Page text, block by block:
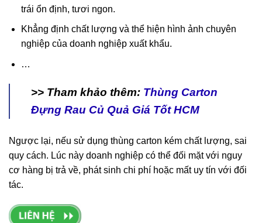
trái ổn định, tươi ngon.
Khẳng định chất lượng và thể hiện hình ảnh chuyên
nghiệp của doanh nghiệp xuất khẩu.
…
>> Tham khảo thêm: Thùng Carton
Đựng Rau Củ Quả Giá Tốt HCM
Ngược lại, nếu sử dụng thùng carton kém chất lượng, sai
quy cách. Lúc này doanh nghiệp có thể đối mặt với nguy
cơ hàng bị trả về, phát sinh chi phí hoặc mất uy tín với đối
tác.